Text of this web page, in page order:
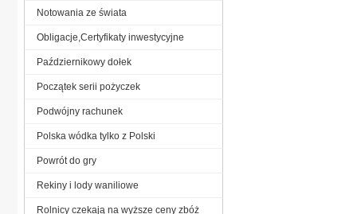
Notowania ze świata
Obligacje,Certyfikaty inwestycyjne
Październikowy dołek
Początek serii pożyczek
Podwójny rachunek
Polska wódka tylko z Polski
Powrót do gry
Rekiny i lody waniliowe
Rolnicy czekają na wyższe ceny zbóż